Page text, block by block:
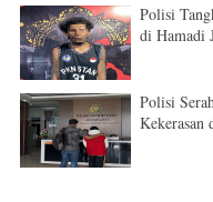
Polisi
di Hamadi
Polisi
Kekerasan